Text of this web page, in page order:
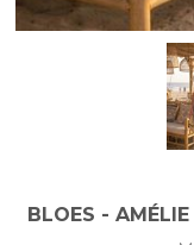
BLOES -